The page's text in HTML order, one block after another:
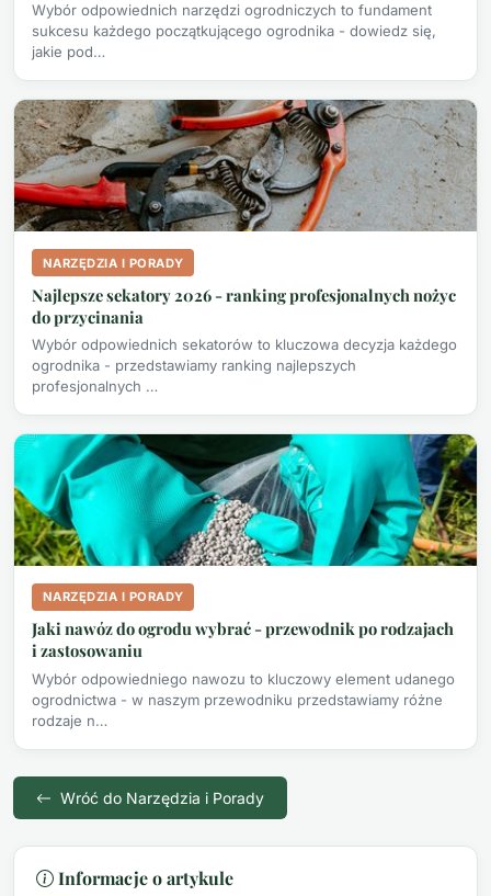
Wybór odpowiednich narzędzi ogrodniczych to fundament
sukcesu każdego początkującego ogrodnika - dowiedz się,
jakie pod…
NARZĘDZIA I PORADY
Najlepsze sekatory 2026 - ranking profesjonalnych nożyc
do przycinania
Wybór odpowiednich sekatorów to kluczowa decyzja każdego
ogrodnika - przedstawiamy ranking najlepszych
profesjonalnych …
NARZĘDZIA I PORADY
Jaki nawóz do ogrodu wybrać - przewodnik po rodzajach
i zastosowaniu
Wybór odpowiedniego nawozu to kluczowy element udanego
ogrodnictwa - w naszym przewodniku przedstawiamy różne
rodzaje n…
Wróć do Narzędzia i Porady
Informacje o artykule